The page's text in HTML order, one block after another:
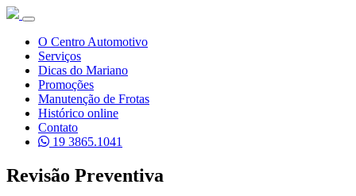
O Centro Automotivo
Serviços
Dicas do Mariano
Promoções
Manutenção de Frotas
Histórico online
Contato
19 3865.1041
Revisão Preventiva